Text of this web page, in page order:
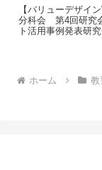
【バリューデザイ
分科会 第4回研究
ト活用事例発表研究
ホーム 教